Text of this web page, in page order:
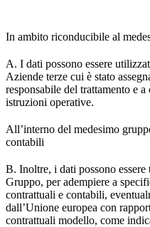
In ambito riconducibile al
A. I dati possono essere
Aziende terze cui è stato
responsabile del trattamento e
istruzioni operative.
All’interno del medesimo
contabili
B. Inoltre, i dati possono essere
Gruppo, per adempiere a
contrattuali e contabili,
dall’Unione europea con
contrattuali modello, come